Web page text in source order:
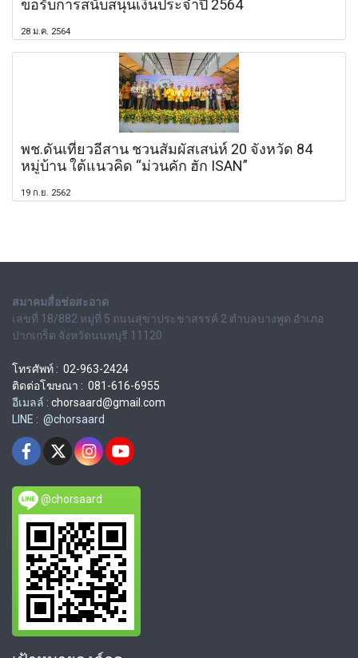
ขอรับการสนับสนุนเงินประจำปี 2564
28 ม.ค. 2564
พช.ดันเที่ยวอีสาน ชวนสัมผัสเสน่ห์ 20 จังหวัด 84
หมู่บ้าน ใต้แนวคิด “ม่วนคัก ฮัก ISAN”
19 ก.ย. 2562
สมาคมสื่อช่อสะอาด
เลขที่ 18/882 หมู่ที่ 5 ถนนสุขาประชาสรรค์ 2 ตำบลบางพูด อำเภอ
ปากเกร็ด จังหวัดนนทบุรี 11120
โทรศัพท์ : 02-963-2424
ติดต่อโฆษณา : 081-616-6955
อีเมลล์ : chorsaard@gmail.com
LINE : @chorsaard
@chorsaard